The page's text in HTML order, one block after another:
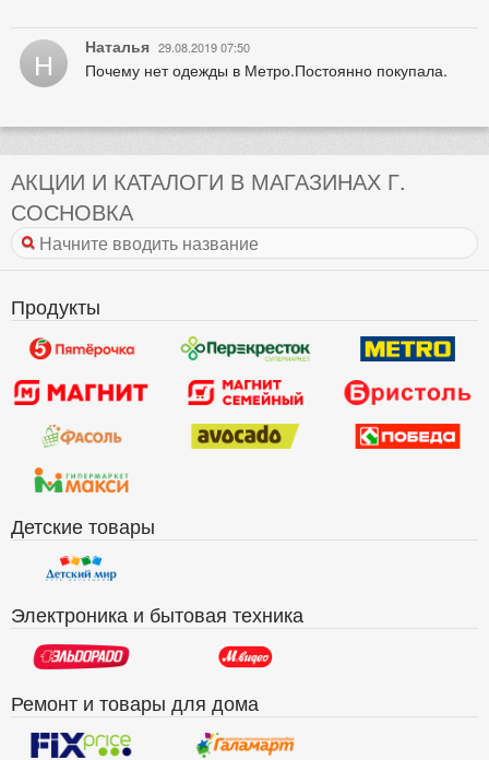
Н Наталья 29.08.2019 07:50
Почему нет одежды в Метро.Постоянно покупала.
АКЦИИ И КАТАЛОГИ В МАГАЗИНАХ Г.
СОСНОВКА
Продукты
Детские товары
Электроника и бытовая техника
Ремонт и товары для дома